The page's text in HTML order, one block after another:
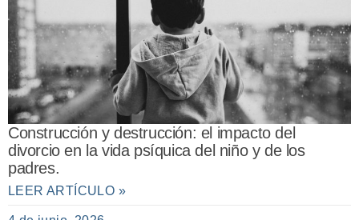
Construcción y destrucción: el impacto del
divorcio en la vida psíquica del niño y de los
padres.
LEER ARTÍCULO »